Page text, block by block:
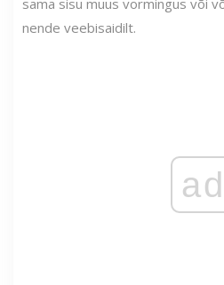
sama sisu muus vormingus või
nende veebisaidilt.
ad